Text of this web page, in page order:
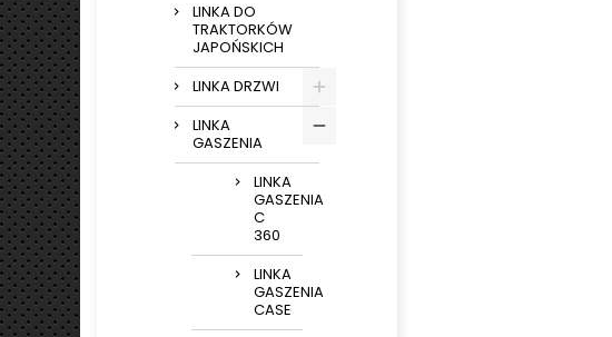
LINKA DO
TRAKTORKÓW
JAPOŃSKICH
LINKA DRZWI
LINKA
GASZENIA
LINKA
GASZENIA
C
360
LINKA
GASZENIA
CASE